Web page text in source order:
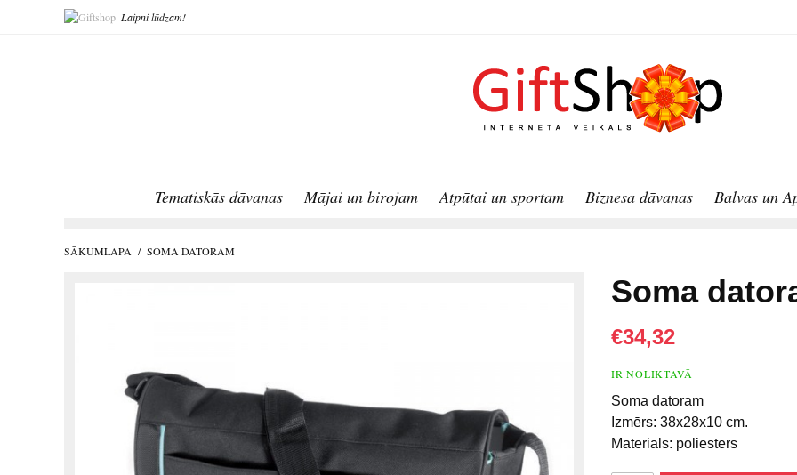
Laipni lūdzam!
Tematiskās dāvanas Mājai un birojam Atpūtai un sportam Biznesa dāvanas Balvas un
SĀKUMLAPA / SOMA DATORAM
Soma
€34,32
IR NOLIKTAVĀ
Soma datoram
Izmērs: 38x28x10 сm.
Materiāls: poliesters